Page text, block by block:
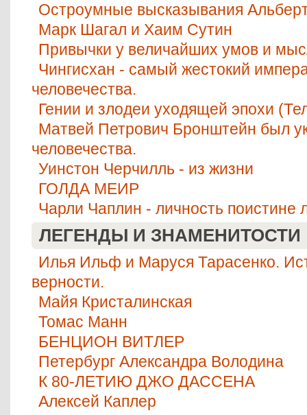
Остроумные высказывания
Марк Шагал и Хаим Сутин
Привычки у величайших умов и
Чингисхан - самый жестокий
человечества.
Гении и злодеи уходящей эпохи
Матвей Петрович Бронштейн был
человечества.
Уинстон Черчилль - из жизни
ГОЛДА МЕИР
Чарли Чаплин - личность поистине
ЛЕГЕНДЫ И ЗНАМЕНИТОСТИ
Илья Ильф и Маруся Тарасенко.
верности.
Майя Кристалинская
Томас Манн
БЕНЦИОН ВИТЛЕР
Петербург Александра Володина
К 80-ЛЕТИЮ ДЖО ДАССЕНА
Алексей Каплер